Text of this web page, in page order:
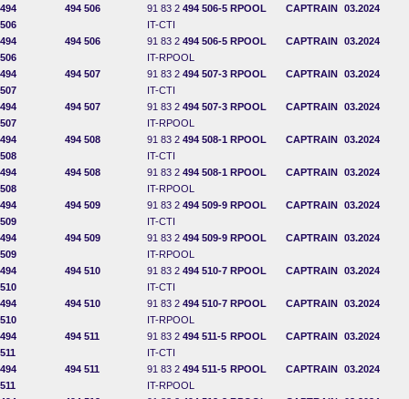
494
506
494 506 91 83 2 494 506-5
IT-CTI
RPOOL CAPTRAIN 03.2024
494
506
494 506 91 83 2 494 506-5
IT-RPOOL
RPOOL CAPTRAIN 03.2024
494
507
494 507 91 83 2 494 507-3
IT-CTI
RPOOL CAPTRAIN 03.2024
494
507
494 507 91 83 2 494 507-3
IT-RPOOL
RPOOL CAPTRAIN 03.2024
494
508
494 508 91 83 2 494 508-1
IT-CTI
RPOOL CAPTRAIN 03.2024
494
508
494 508 91 83 2 494 508-1
IT-RPOOL
RPOOL CAPTRAIN 03.2024
494
509
494 509 91 83 2 494 509-9
IT-CTI
RPOOL CAPTRAIN 03.2024
494
509
494 509 91 83 2 494 509-9
IT-RPOOL
RPOOL CAPTRAIN 03.2024
494
510
494 510 91 83 2 494 510-7
IT-CTI
RPOOL CAPTRAIN 03.2024
494
510
494 510 91 83 2 494 510-7
IT-RPOOL
RPOOL CAPTRAIN 03.2024
494
511
494 511 91 83 2 494 511-5
IT-CTI
RPOOL CAPTRAIN 03.2024
494
511
494 511 91 83 2 494 511-5
IT-RPOOL
RPOOL CAPTRAIN 03.2024